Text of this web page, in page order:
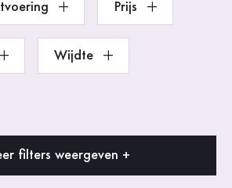
Prijs
Wijdte
filters weergeven +